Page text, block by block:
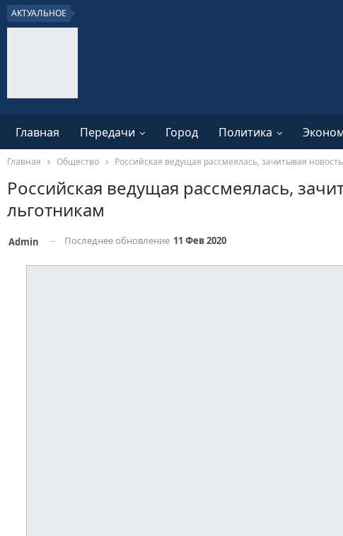
АКТУАЛЬНОЕ
Главная Передачи Город Политика
Главная Общество Российская ведущая рассмеялась, зачитывая
Российская ведущая рассмеялась,
льготникам
Admin Последнее обновление 11 Фев 2020